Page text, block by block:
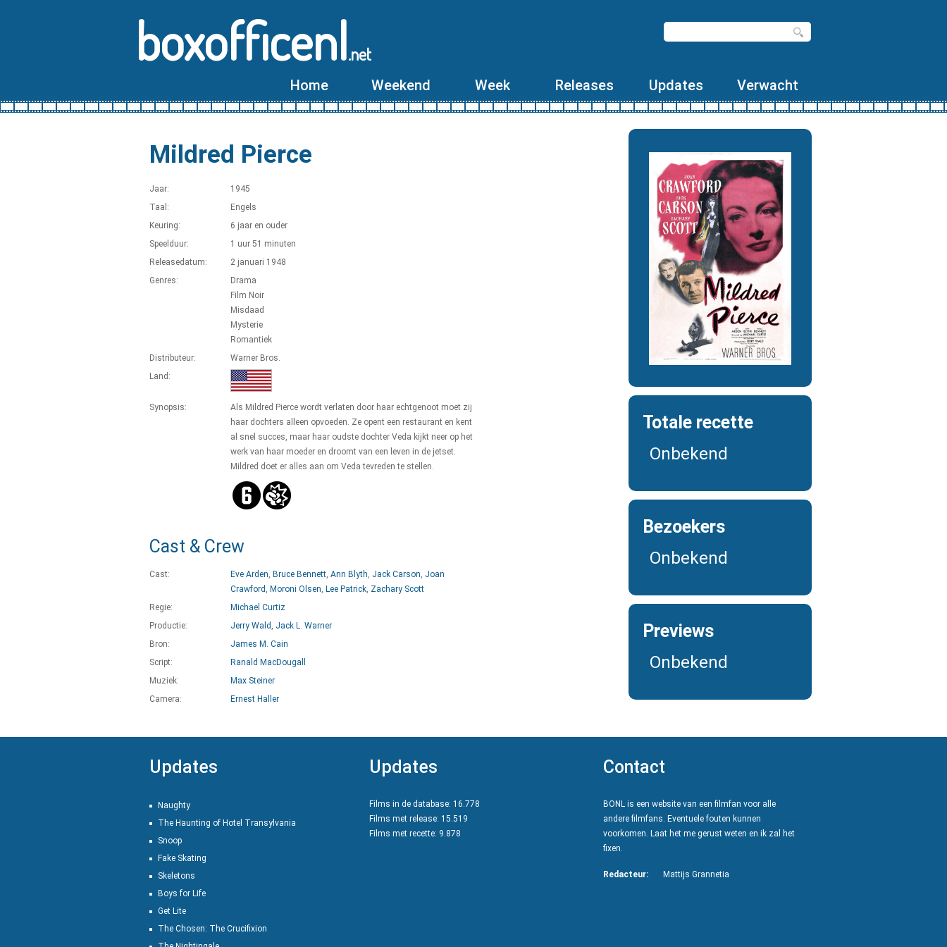
boxofficenl.net
Home Weekend Week Releases Updates Verwacht
Mildred Pierce
Jaar:
1945
Taal:
Engels
Keuring:
6 jaar en ouder
Speelduur:
1 uur 51 minuten
Releasedatum:
2 januari 1948
Genres:
Drama
Film Noir
Misdaad
Mysterie
Romantiek
Distributeur:
Warner Bros.
Land:
Synopsis:
Als Mildred Pierce wordt verlaten door haar echtgenoot moet zij
haar dochters alleen opvoeden. Ze opent een restaurant en kent
al snel succes, maar haar oudste dochter Veda kijkt neer op het
werk van haar moeder en droomt van een leven in de jetset.
Mildred doet er alles aan om Veda tevreden te stellen.
Cast & Crew
Cast: Eve Arden, Bruce Bennett, Ann Blyth, Jack Carson, Joan
Crawford , Moroni Olsen, Lee Patrick, Zachary Scott
Regie:
Michael Curtiz
Productie:
Jerry Wald , Jack L. Warner
Bron:
James M. Cain
Script:
Ranald MacDougall
Muziek:
Max Steiner
Camera:
Ernest Haller
Totale recette
Onbekend
Bezoekers
Onbekend
Previews
Onbekend
Updates
Naughty
The Haunting of Hotel Transylvania
Snoop
Fake Skating
Skeletons
Boys for Life
Get Lite
The Chosen: The Crucifixion
Updates
Films in de database: 16.778
Films met release: 15.519
Films met recette: 9.878
Contact
BONL is een website van een filmfan voor alle
andere filmfans. Eventuele fouten kunnen
voorkomen. Laat het me gerust weten en ik zal het
fixen.
Redacteur: Mattijs Grannetia